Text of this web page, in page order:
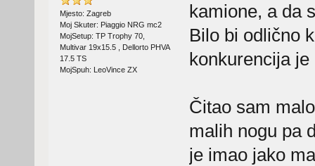
Mjesto: Zagreb
Moj Skuter: Piaggio NRG mc2
MojSetup: TP Trophy 70,
Multivar 19x15.5 , Dellorto PHVA
17.5 TS
MojSpuh: LeoVince ZX
kamione, a da
Bilo bi odlično
konkurencija
Čitao sam
malih nogu pa
je imao jako